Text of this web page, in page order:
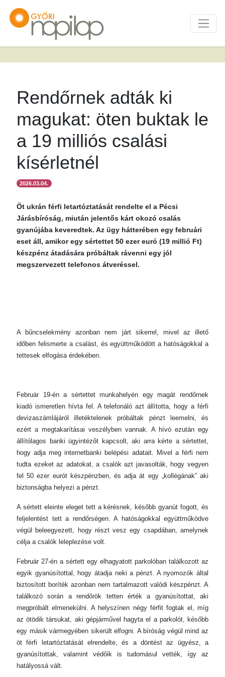
Rendőrnek adták ki
magukat: öten buktak le
a 19 milliós csalási
kísérletnél
2026.03.04.
Öt ukrán férfi letartóztatását rendelte el a Pécsi
Járásbíróság, miután jelentős kárt okozó csalás
gyanújába keveredtek. Az ügy hátterében egy februári
eset áll, amikor egy sértettet 50 ezer euró (19 millió Ft)
készpénz átadására próbáltak rávenni egy jól
megszervezett telefonos átveréssel.
A bűncselekmény azonban nem járt sikerrel, mivel az illető
időben felismerte a csalást, és együttműködött a hatóságokkal a
tettesek elfogása érdekében.
Február 19-én a sértettet munkahelyén egy magát rendőrnek
kiadó ismeretlen hívta fel. A telefonáló azt állította, hogy a férfi
devizaszámlájáról illetéktelenek próbáltak pénzt leemelni, és
ezért a megtakarításai veszélyben vannak. A hívó ezután egy
állítólagos banki ügyintézőt kapcsolt, aki arra kérte a sértettet,
hogy adja meg internetbanki belépési adatait. Mivel a férfi nem
tudta ezeket az adatokat, a csalók azt javasolták, hogy vegyen
fel 50 ezer eurót készpénzben, és adja át egy „kollégának” aki
biztonságba helyezi a pénzt.
A sértett eleinte eleget tett a kérésnek, később gyanút fogott, és
feljelentést tett a rendőrségen. A hatóságokkal együttműködve
végül beleegyezett, hogy részt vesz egy csapdában, amelynek
célja a csalók leleplezése volt.
Február 27-én a sértett egy elhagyatott parkolóban találkozott az
egyik gyanúsítottal, hogy átadja neki a pénzt. A nyomozók által
biztosított boríték azonban nem tartalmazott valódi készpénzt. A
találkozó során a rendőrök tetten érték a gyanúsítottat, aki
megpróbált elmenekülni. A helyszínen négy férfit fogtak el, míg
az ötödik társukat, aki gépjárművel hagyta el a parkolót, később
egy másik vármegyében sikerült elfogni. A bíróság végül mind az
öt férfi letartóztatását elrendelte, és a döntést az ügyész, a
gyanúsítottak, valamint védőik is tudomásul vették, így az
hatályossá vált.